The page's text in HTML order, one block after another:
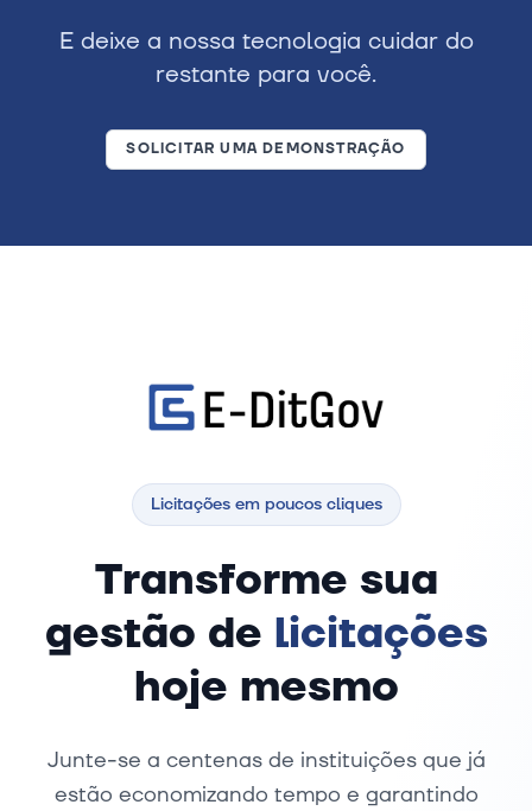
E deixe a nossa tecnologia cuidar do
restante para você.
SOLICITAR UMA DEMONSTRAÇÃO
Licitações em poucos cliques
Transforme sua
gestão de licitações
hoje mesmo
Junte-se a centenas de instituições que já
estão economizando tempo e garantindo